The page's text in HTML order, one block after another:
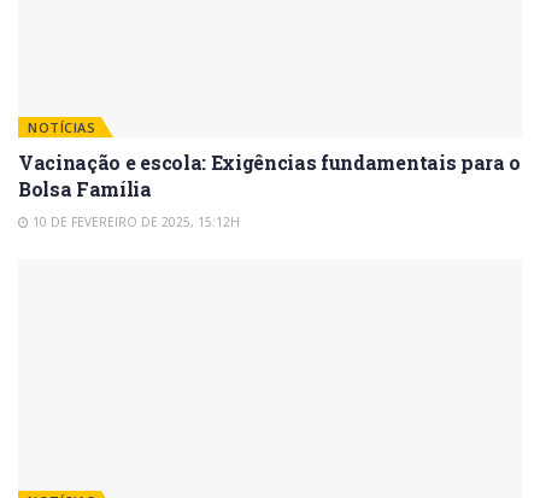
NOTÍCIAS
Vacinação e escola: Exigências fundamentais para o
Bolsa Família
10 DE FEVEREIRO DE 2025, 15:12H